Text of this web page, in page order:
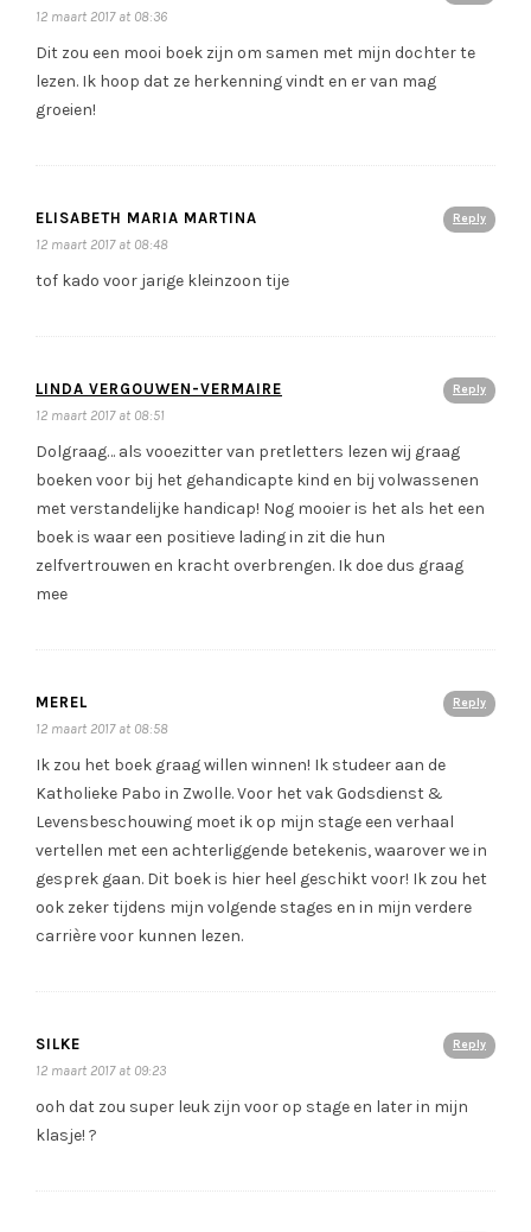
12 maart 2017 at 08:36
Dit zou een mooi boek zijn om samen met mijn dochter te
lezen. Ik hoop dat ze herkenning vindt en er van mag
groeien!
Reply
ELISABETH MARIA MARTINA
12 maart 2017 at 08:48
tof kado voor jarige kleinzoon tije
Reply
LINDA VERGOUWEN-VERMAIRE
12 maart 2017 at 08:51
Dolgraag… als vooezitter van pretletters lezen wij graag
boeken voor bij het gehandicapte kind en bij volwassenen
met verstandelijke handicap! Nog mooier is het als het een
boek is waar een positieve lading in zit die hun
zelfvertrouwen en kracht overbrengen. Ik doe dus graag
mee
Reply
MEREL
12 maart 2017 at 08:58
Ik zou het boek graag willen winnen! Ik studeer aan de
Katholieke Pabo in Zwolle. Voor het vak Godsdienst &
Levensbeschouwing moet ik op mijn stage een verhaal
vertellen met een achterliggende betekenis, waarover we in
gesprek gaan. Dit boek is hier heel geschikt voor! Ik zou het
ook zeker tijdens mijn volgende stages en in mijn verdere
carrière voor kunnen lezen.
Reply
SILKE
12 maart 2017 at 09:23
ooh dat zou super leuk zijn voor op stage en later in mijn
klasje! ?